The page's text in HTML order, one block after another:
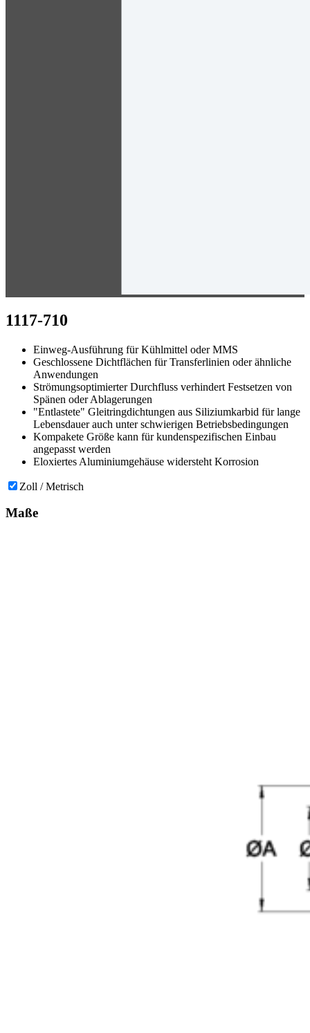
1117-710
Einweg-Ausführung für Kühlmittel oder MMS
Geschlossene Dichtflächen für Transferlinien oder ähnliche
Anwendungen
Strömungsoptimierter Durchfluss verhindert Festsetzen von
Spänen oder Ablagerungen
"Entlastete" Gleitringdichtungen aus Siliziumkarbid für lange
Lebensdauer auch unter schwierigen Betriebsbedingungen
Kompakete Größe kann für kundenspezifischen Einbau
angepasst werden
Eloxiertes Aluminiumgehäuse widersteht Korrosion
Zoll / Metrisch
Maße